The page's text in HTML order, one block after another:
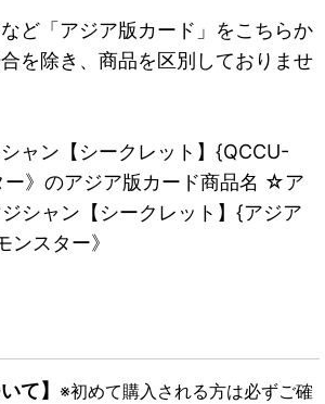
ど「アジア版カード」をこちらか
を除き、商品を区別しておりませ
ャン【シークレット】{QCCU-
ー》のアジア版カード商品名 ☆ア
シャン【シークレット】{アジア
スター》
て】 ※初めて購入される方は必ずご確